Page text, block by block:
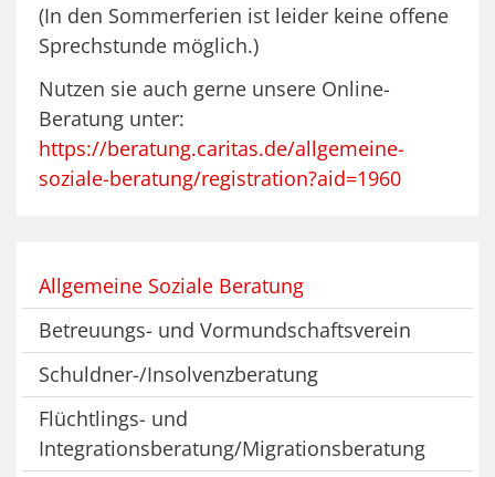
(In den Sommerferien ist leider keine offene
Sprechstunde möglich.)
Nutzen sie auch gerne unsere Online-
Beratung unter:
https://beratung.caritas.de/allgemeine-
soziale-beratung/registration?aid=1960
Allgemeine Soziale Beratung
Betreuungs- und Vormundschaftsverein
Schuldner-/Insolvenzberatung
Flüchtlings- und
Integrationsberatung/Migrationsberatung